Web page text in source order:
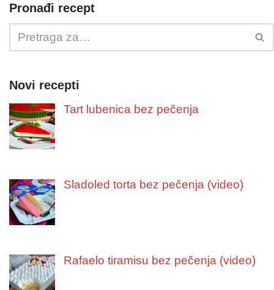
Pronađi recept
Novi recepti
Tart lubenica bez pečenja
Sladoled torta bez pečenja (video)
Rafaelo tiramisu bez pečenja (video)